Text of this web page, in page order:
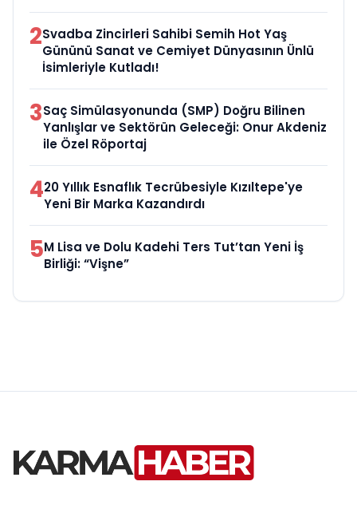
2Svadba Zincirleri Sahibi Semih Hot Yaş
Gününü Sanat ve Cemiyet Dünyasının Ünlü
İsimleriyle Kutladı!
3Saç Simülasyonunda (SMP) Doğru Bilinen
Yanlışlar ve Sektörün Geleceği: Onur Akdeniz
ile Özel Röportaj
420 Yıllık Esnaflık Tecrübesiyle Kızıltepe'ye
Yeni Bir Marka Kazandırdı
5M Lisa ve Dolu Kadehi Ters Tut’tan Yeni İş
Birliği: “Vişne”